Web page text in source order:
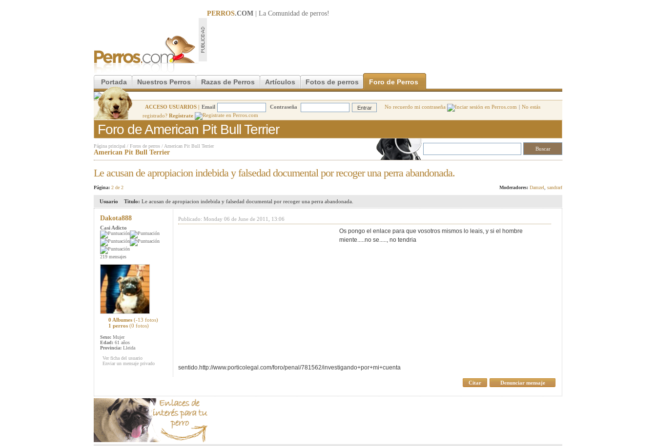
PERROS.COM | La Comunidad de perros!
Portada Nuestros Perros Razas de Perros Artículos Fotos de perros Foro de Perros
ACCESO USUARIOS | Email Contraseña No recuerdo mi contraseña | No estás
registrado? Regístrate
Foro de American Pit Bull Terrier
Página principal / Foros de perros / American Pit Bull Terrier
American Pit Bull Terrier
Le acusan de apropiacion indebida y falsedad documental por recoger una perra abandonada.
Página: 2 de 2 Moderadores: Damzel sandrarf
Usuario Titulo: Le acusan de apropiacion indebida y falsedad documental por recoger una perra abandonada.
Dakota888
Casi Adicto
219 mensajes
0 Albumes (-13 fotos)
1 perros (0 fotos)
Sexo: Mujer
Edad: 61 años
Provincia: Lleida
Ver ficha del usuario
Enviar un mensaje privado
Publicado: Monday 06 de June de 2011, 13:06
Os pongo el enlace para que vosotros mismos lo leais, y si el hombre
miente.....no se....., no tendria
sentido.http://www.porticolegal.com/foro/penal/781562/investigando+por+mi+cuenta
Denunciar mensaje
Citar